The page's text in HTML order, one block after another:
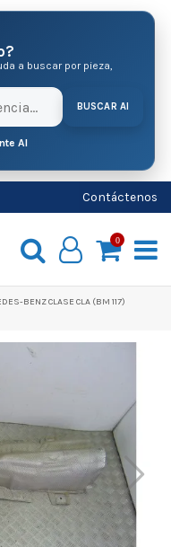
a buscar por pieza,
BUSCAR AI
AI
Contáctenos
0
BENZ CLASE CLA (BM 117)